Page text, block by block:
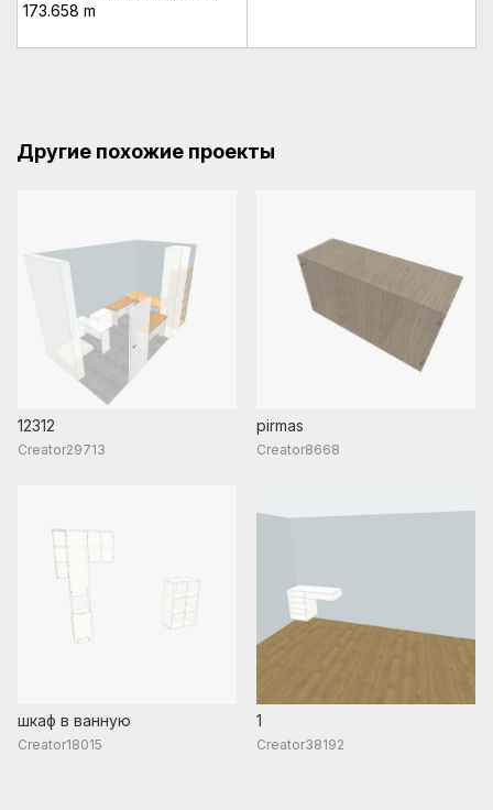
173.658 m
Другие похожие проекты
12312
Creator29713
pirmas
Creator8668
шкаф в ванную
Creator18015
1
Creator38192